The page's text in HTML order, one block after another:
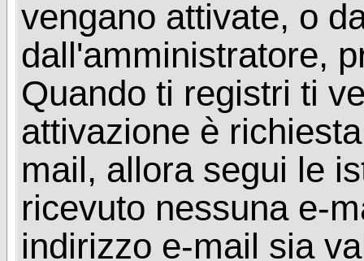
vengano attivate, o
dall'amministratore,
Quando ti registri ti
attivazione è
mail, allora segui le
ricevuto nessuna e-
indirizzo e-mail sia